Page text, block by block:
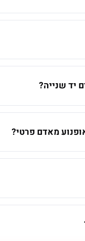
יד שנייה?
מאדם פרטי?